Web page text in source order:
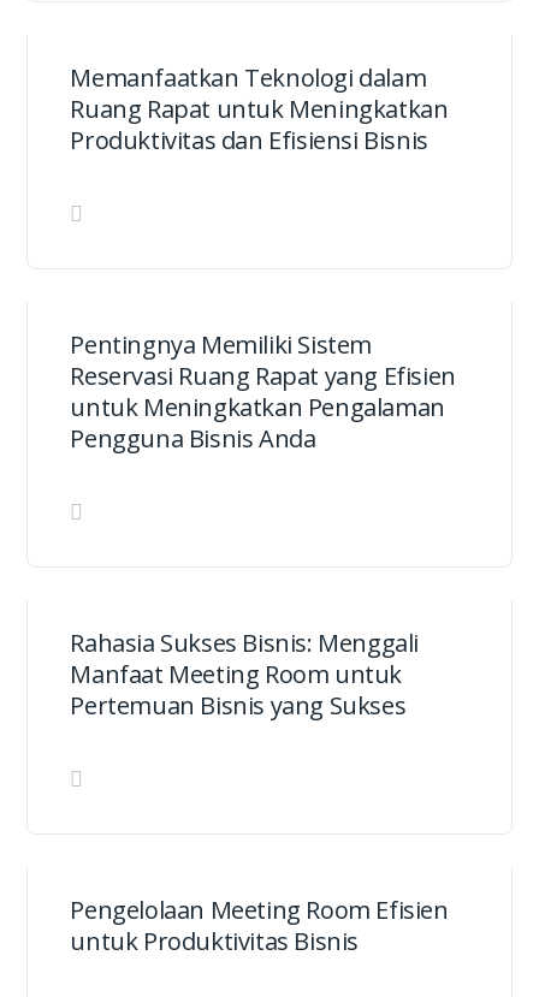
Memanfaatkan Teknologi dalam
Ruang Rapat untuk Meningkatkan
Produktivitas dan Efisiensi Bisnis
Pentingnya Memiliki Sistem
Reservasi Ruang Rapat yang Efisien
untuk Meningkatkan Pengalaman
Pengguna Bisnis Anda
Rahasia Sukses Bisnis: Menggali
Manfaat Meeting Room untuk
Pertemuan Bisnis yang Sukses
Pengelolaan Meeting Room Efisien
untuk Produktivitas Bisnis